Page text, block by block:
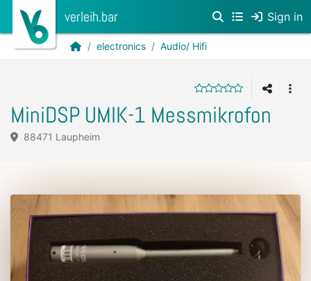
verleih.bar Sign in
electronics Audio/ Hifi
MiniDSP UMIK-1 Messmikrofon
88471 Laupheim